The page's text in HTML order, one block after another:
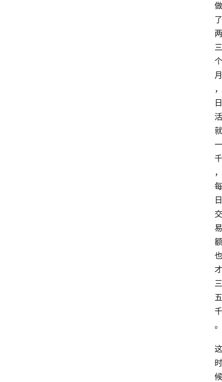
做
了
两
三
个
月
，
日
活
就
一
千
，
每
日
交
易
额
也
才
三
五
千
。
这
时
候